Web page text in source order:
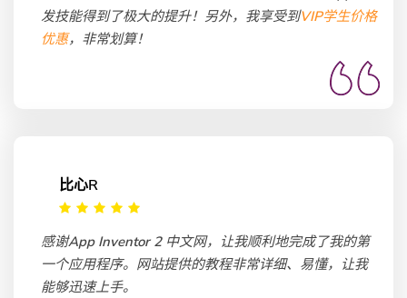
发技能得到了极大的提升！另外，我享受到VIP学生价格
优惠，非常划算！
比心R
感谢App Inventor 2 中文网，让我顺利地完成了我的第
一个应用程序。网站提供的教程非常详细、易懂，让我
能够迅速上手。